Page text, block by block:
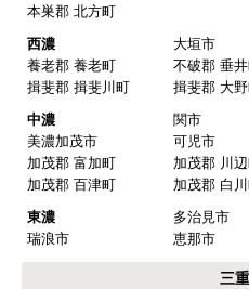
【その他感想・コメント
マークレさん
2025年10月10日 21:04
欲しい商品をスムーズに注
ショップからの連絡や対応は
本巣郡 北方町
西濃
大垣市
養老郡 養老町
不破郡 垂
揖斐郡 揖斐川町
揖斐郡 大
中濃
関市
美濃加茂市
可児市
加茂郡 富加町
加茂郡 川
加茂郡 百津町
加茂郡 白
東濃
多治見市
瑞浪市
恵那市
三